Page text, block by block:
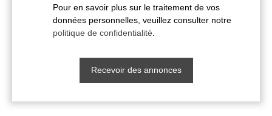
Pour en savoir plus sur le traitement de vos
données personnelles, veuillez consulter notre
politique de confidentialité
Recevoir des annonces